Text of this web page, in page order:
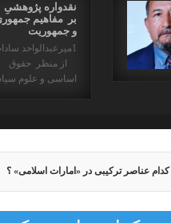
نقدواره پژوهشیِ
بر مفاهیم
و جمهوریت
1میرعبدالواحد
از منظر حقوق
اساسی و علوم
کدام عناصر ترکیبی در «امارات اسلامی» ؟